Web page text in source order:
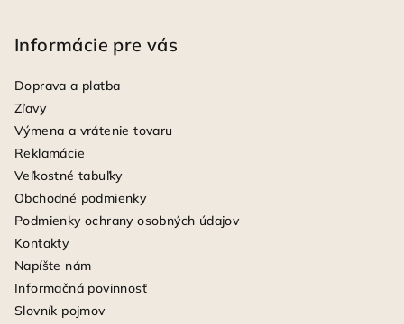
Informácie pre vás
Doprava a platba
Zľavy
Výmena a vrátenie tovaru
Reklamácie
Veľkostné tabuľky
Obchodné podmienky
Podmienky ochrany osobných údajov
Kontakty
Napíšte nám
Informačná povinnosť
Slovník pojmov